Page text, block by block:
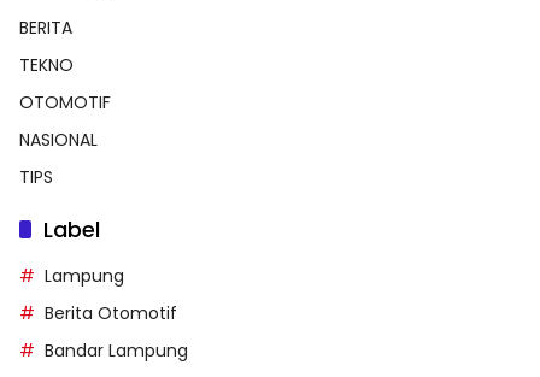
BERITA
TEKNO
OTOMOTIF
NASIONAL
TIPS
Label
Lampung
Berita Otomotif
Bandar Lampung